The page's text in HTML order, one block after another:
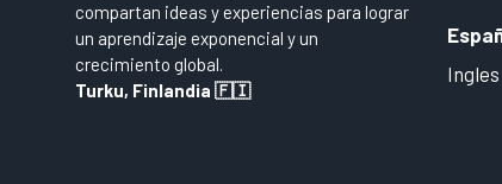
compartan ideas y experiencias para lograr
un aprendizaje exponencial y un
crecimiento global.
Turku, Finlandia 🇫🇮
Ingles